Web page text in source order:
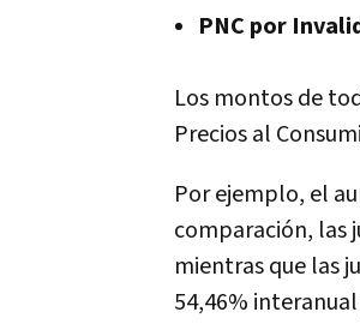
PNC por
Los montos de
Precios al
Por ejemplo, el
comparación, las
mientras que las
54,46%